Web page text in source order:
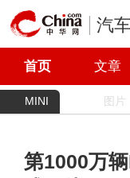
汽车
首页 文章
MINI 图片
第1000万